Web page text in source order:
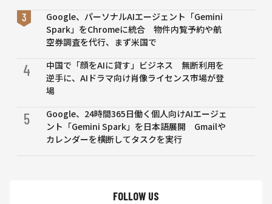
Google、パーソナルAIエージェント「Gemini
Spark」をChromeに統合 物件内覧予約や航
空券調査を代行、まず米国で
4
中国で「顔をAIに貸す」ビジネス 無断利用を
逆手に、AIドラマ向け肖像ライセンス市場が登
場
5
Google、24時間365日働く個人向けAIエージェ
ント「Gemini Spark」を日本語展開 Gmailや
カレンダーを横断してタスクを実行
FOLLOW US